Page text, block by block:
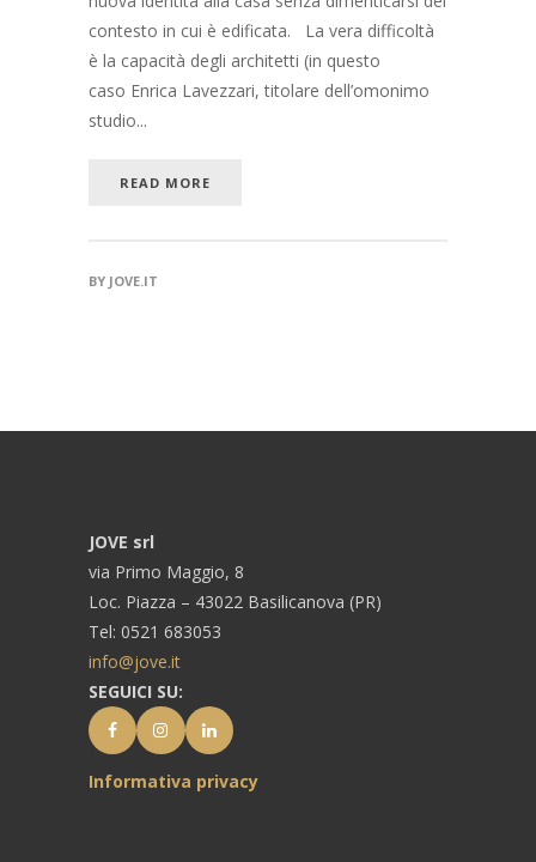
contesto in cui è edificata. La vera difficoltà
è la capacità degli architetti (in questo
caso Enrica Lavezzari, titolare dell’omonimo
studio...
READ MORE
BY JOVE.IT
JOVE srl
via Primo Maggio, 8
Loc. Piazza – 43022 Basilicanova (PR)
Tel: 0521 683053
info@jove.it
SEGUICI SU:
Informativa privacy